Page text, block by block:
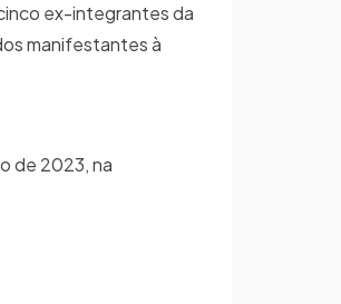
ex-integrantes da
manifestantes à
de 2023, na